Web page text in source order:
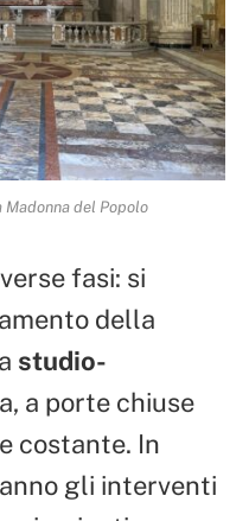
del Popolo
fasi: si
della
a studio-
a porte chiuse
costante. In
gli interventi